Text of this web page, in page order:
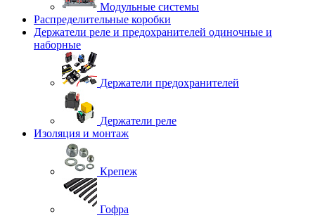
Модульные системы
Распределительные коробки
Держатели реле и предохранителей одиночные и
наборные
Держатели предохранителей
Держатели реле
Изоляция и монтаж
Крепеж
Гофра